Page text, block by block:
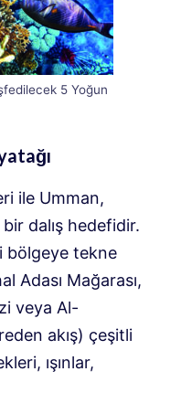
5 Yoğun
ile Umman,
dalış hedefidir.
bölgeye tekne
Adası Mağarası,
veya Al-
akış) çeşitli
ışınlar,